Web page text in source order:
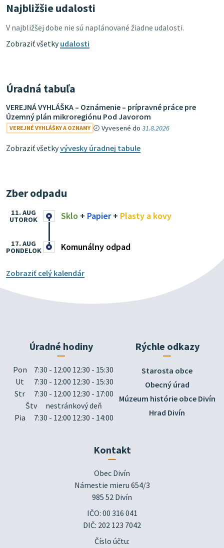
Najbližšie udalosti
V najbližšej dobe nie sú naplánované žiadne udalosti.
Zobraziť všetkyudalosti
Úradná tabuľa
VEREJNÁ VYHLÁŠKA – Oznámenie – prípravné práce pre
Územný plán mikroregiónu Pod Javorom
VEREJNÉ VYHLÁŠKY A OZNAMY Vyvesené do31.8.2026
Zobraziť všetkyvývesky úradnej tabule
Zber odpadu
Sklo + Papier+ Plasty a kovy
11. AUG
UTOROK
Komunálny odpad
17. AUG
PONDELOK
Zobraziť celý kalendár
Úradné hodiny
Pon
7:30 - 12:00 12:30 - 15:30
Ut
7:30 - 12:00 12:30 - 15:30
Str
7:30 - 12:00 12:30 - 17:00
Štv
nestránkový deň
Pia
7:30 - 12:00 12:30 - 14:00
Rýchle odkazy
Starosta obce
Obecný úrad
Múzeum histórie obce Divín
Hrad Divín
Kontakt
Obec Divín
Námestie mieru 654/3
985 52 Divín
IČO: 00 316 041
DIČ: 202 123 7042
Číslo účtu: